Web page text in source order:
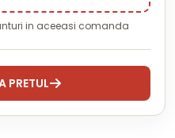
in aceeasi comanda
PRETUL